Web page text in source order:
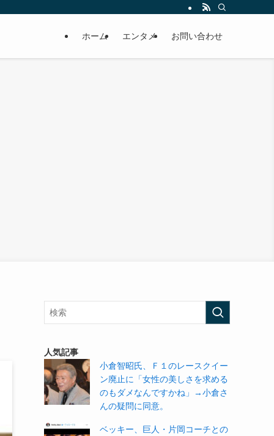
ホーム エンタメ お問い合わせ
人気記事
小倉智昭氏、Ｆ１のレースクイー
ン廃止に「女性の美しさを求める
のもダメなんですかね」→小倉さ
んの疑問に同意。
ベッキー、巨人・片岡コーチとの